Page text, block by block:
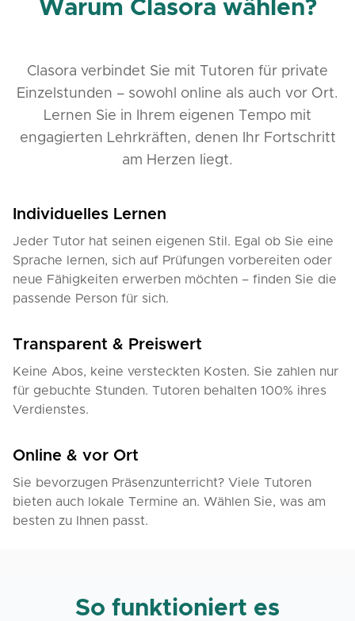
Warum Clasora wählen?
Clasora verbindet Sie mit Tutoren für private
Einzelstunden – sowohl online als auch vor Ort.
Lernen Sie in Ihrem eigenen Tempo mit
engagierten Lehrkräften, denen Ihr Fortschritt
am Herzen liegt.
Individuelles Lernen
Jeder Tutor hat seinen eigenen Stil. Egal ob Sie eine
Sprache lernen, sich auf Prüfungen vorbereiten oder
neue Fähigkeiten erwerben möchten – finden Sie die
passende Person für sich.
Transparent & Preiswert
Keine Abos, keine versteckten Kosten. Sie zahlen nur
für gebuchte Stunden. Tutoren behalten 100% ihres
Verdienstes.
Online & vor Ort
Sie bevorzugen Präsenzunterricht? Viele Tutoren
bieten auch lokale Termine an. Wählen Sie, was am
besten zu Ihnen passt.
So funktioniert es